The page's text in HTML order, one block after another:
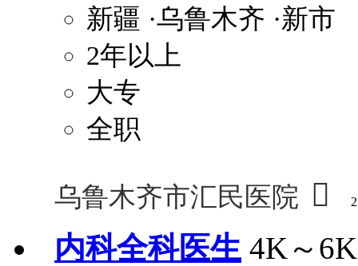
新疆 ·乌鲁木齐 ·新市
2年以上
大专
全职
乌鲁木齐市汇民医院 
内科全科医生 4K～6K